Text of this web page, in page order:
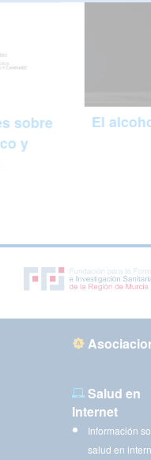
sobre
y
El
Salud en
Internet
Información
salud en